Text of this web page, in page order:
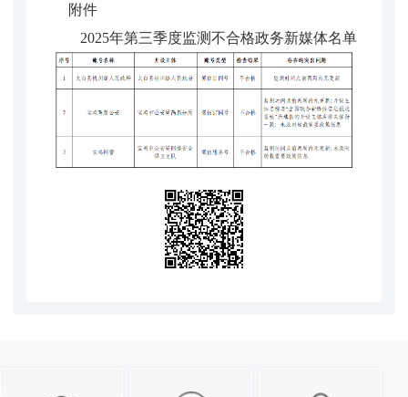
附件
2025年第三季度监测不合格政务新媒体名单